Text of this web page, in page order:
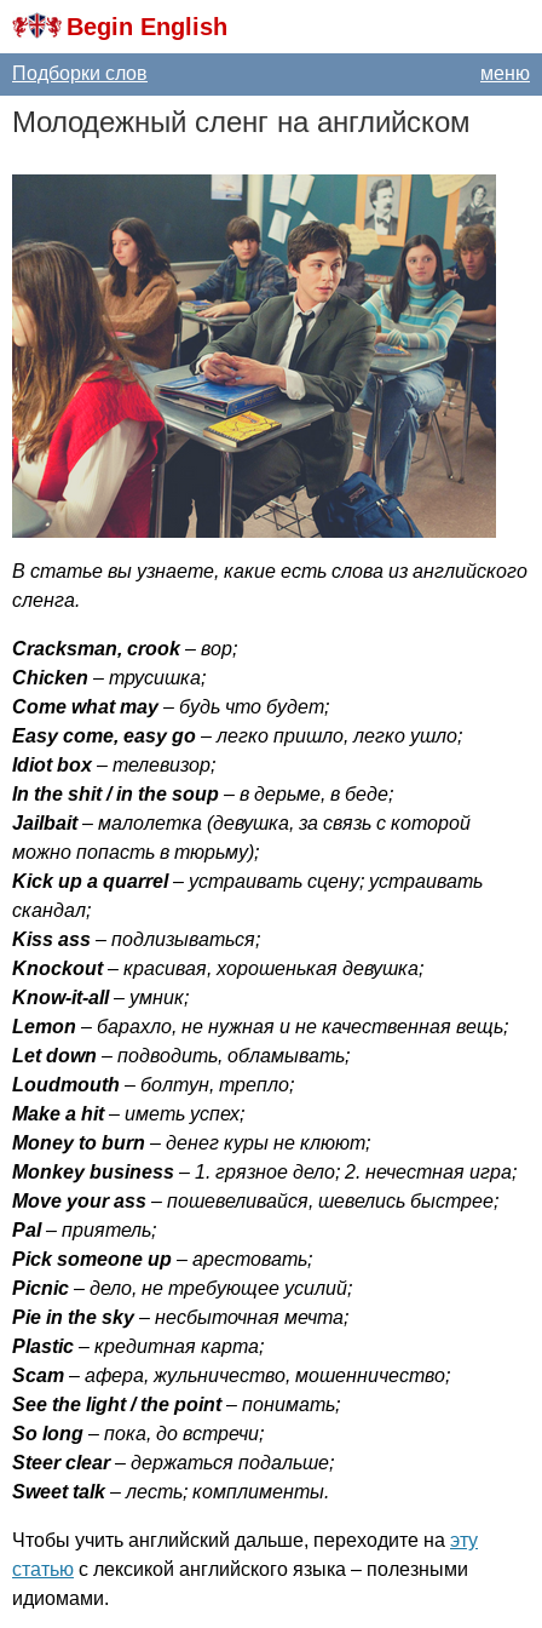
Begin English
меню
Подборки слов
Молодежный сленг на английском
В статье вы узнаете, какие есть слова из английского
сленга.
Cracksman, crook– вор;
Chicken – трусишка;
Come what may– будь что будет;
Easy come, easy go – легко пришло, легко ушло;
Idiot box– телевизор;
In the shit/in the soup – в дерьме, в беде;
Jailbait– малолетка (девушка, за связь с которой
можно попасть в тюрьму);
Kick up a quarrel– устраивать сцену; устраивать
скандал;
Kiss ass – подлизываться;
Knockout – красивая, хорошенькая девушка;
Know-it-all – умник;
Lemon – барахло, не нужная и не качественная вещь;
Let down – подводить, обламывать;
Loudmouth – болтун, трепло;
Make a hit – иметь успех;
Money to burn – денег куры не клюют;
Monkey business – 1. грязное дело; 2. нечестная игра;
Move your ass – пошевеливайся, шевелись быстрее;
Pal– приятель;
Pick someone up – арестовать;
Picnic – дело, не требующее усилий;
Pie in the sky– несбыточная мечта;
Plastic – кредитная карта;
Scam – афера, жульничество, мошенничество;
See the light/the point– понимать;
So long – пока, до встречи;
Steer clear – держаться подальше;
Sweet talk– лесть; комплименты.
Чтобы учить английский дальше, переходите на эту
статью с лексикой английского языка – полезными
идиомами.